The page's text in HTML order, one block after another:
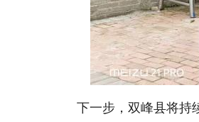
下一步，双峰县将持